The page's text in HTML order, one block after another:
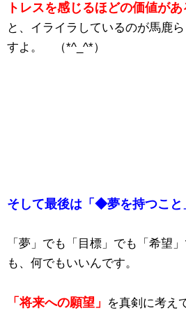
トレスを感じるほどの価値があ
と、イライラしているのが馬鹿
すよ。 （*^_^*）
そして最後は「◆夢を持つこと
「夢」でも「目標」でも「希望
も、何でもいいんです。
「将来への願望」 を真剣に考え